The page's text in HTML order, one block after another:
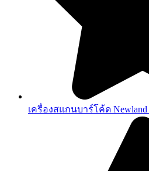
เครื่องสแกนบาร์โค้ด Newland